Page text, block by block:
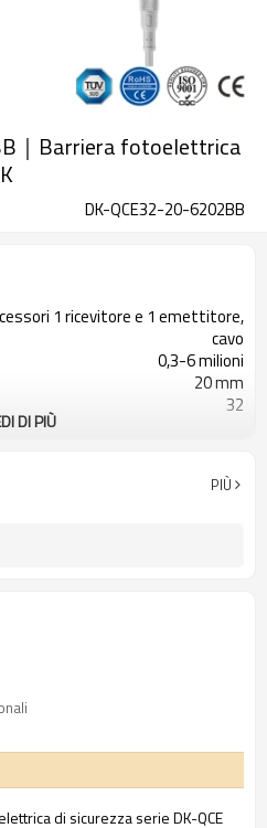
｜Barriera fotoelettrica
DK-QCE32-20-6202BB
1 ricevitore e 1 emettitore,
cavo
0,3-6 milioni
20 mm
32
Dotato di connettore M12
DI PIÙ
PIÙ
di sicurezza serie DK-QCE